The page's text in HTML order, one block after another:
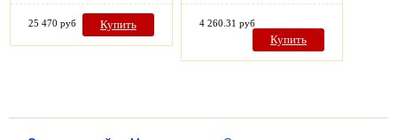
25 470 руб Купить 4 260.31 руб
Купить